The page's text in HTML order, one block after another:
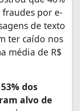
por e-
de texto
ter caído nos
média de R$
dos
alvo de